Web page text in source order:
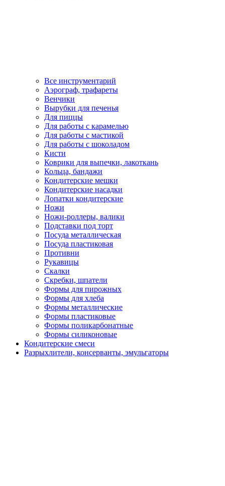
Все инструментарий
Аэрограф, трафареты
Венчики
Вырубки для печенья
Для пиццы
Для работы с карамелью
Для работы с мастикой
Для работы с шоколадом
Кисти
Коврики для выпечки, лакоткань
Кольца, бандажи
Кондитерские мешки
Кондитерские насадки
Лопатки кондитерские
Ножи
Ножи-роллеры, валики
Подставки под торт
Посуда металлическая
Посуда пластиковая
Противни
Рукавицы
Скалки
Скребки, шпатели
Формы для пирожных
Формы для хлеба
Формы металлические
Формы пластиковые
Формы поликарбонатные
Формы силиконовые
Кондитерские смеси
Разрыхлители, консерванты, эмульгаторы